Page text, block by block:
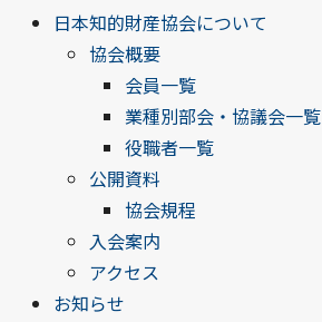
日本知的財産協会について
協会概要
会員一覧
業種別部会・協議会一覧
役職者一覧
公開資料
協会規程
入会案内
アクセス
お知らせ